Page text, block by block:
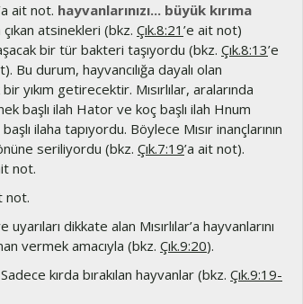
ait not. hayvanlarınızı... büyük kırıma
atsinekleri (bkz. Çık.8:21 ’e ait not)
bir tür bakteri taşıyordu (bkz. Çık.8:13’e
Bu durum, hayvancılığa dayalı olan
yıkım getirecektir. Mısırlılar, aralarında
başlı ilah Hator ve koç başlı ilah Hnum
ilaha tapıyordu. Böylece Mısır inançlarının
seriliyordu (bkz. Çık.7:19’a ait not).
not.
not.
uyarıları dikkate alan Mısırlılar’a hayvanlarını
vermek amacıyla (bkz. Çık.9:20).
Sadece kırda bırakılan hayvanlar (bkz. Çık.9:19-